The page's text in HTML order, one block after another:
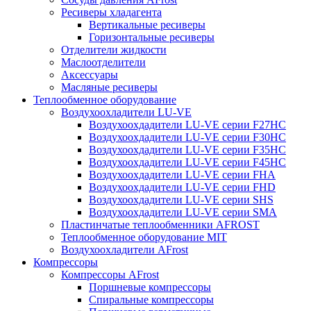
Ресиверы хладагента
Вертикальные ресиверы
Горизонтальные ресиверы
Отделители жидкости
Маслоотделители
Аксессуары
Масляные ресиверы
Теплообменное оборудование
Воздухоохладители LU-VE
Воздухоохдадители LU-VE серии F27HC
Воздухоохдадители LU-VE серии F30HC
Воздухоохдадители LU-VE серии F35HC
Воздухоохдадители LU-VE серии F45HC
Воздухоохдадители LU-VE серии FHA
Воздухоохдадители LU-VE серии FHD
Воздухоохдадители LU-VE серии SHS
Воздухоохдадители LU-VE серии SMA
Пластинчатые теплообменники AFROST
Теплообменное оборудование MIT
Воздухоохладители AFrost
Компрессоры
Компрессоры AFrost
Поршневые компрессоры
Спиральные компрессоры